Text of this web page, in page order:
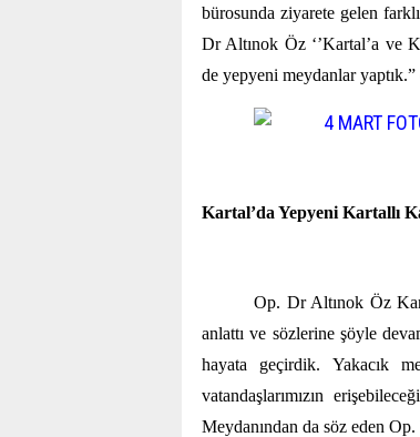
bürosunda ziyarete gelen farklı
Dr Altınok Öz ‘’Kartal’a ve
de yepyeni meydanlar yaptık.”
Kartal’da Yepyeni Kartallı
Op. Dr Altınok Öz
anlattı ve sözlerine şöyle
hayata geçirdik. Yakacık
vatandaşlarımızın
Meydanından da söz eden